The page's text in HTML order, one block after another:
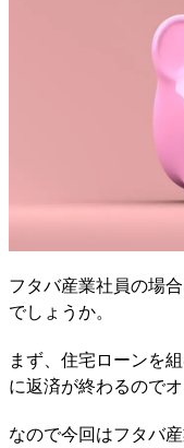
フタバ産業社員の場
でしょうか。
まず、住宅ローンを
に返済が終わるのでオ
なので今回はフタバ